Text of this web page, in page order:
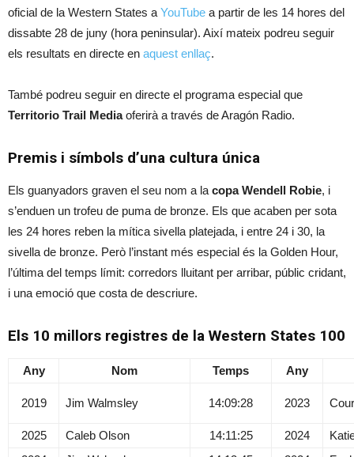
oficial de la Western States a YouTube a partir de les 14 hores del
dissabte 28 de juny (hora peninsular). Així mateix podreu seguir
els resultats en directe en aquest enllaç.
També podreu seguir en directe el programa especial que
Territorio Trail Mediaoferirà a través de Aragón Radio.
Premis i símbols d’una cultura única
Els guanyadors graven el seu nom a la copa Wendell Robie, i
s’enduen un trofeu de puma de bronze. Els que acaben per sota
les 24 hores reben la mítica sivella platejada, i entre 24 i 30, la
sivella de bronze. Però l’instant més especial és la Golden Hour,
l’última del temps límit: corredors lluitant per arribar, públic cridant,
i una emoció que costa de descriure.
Els 10 millors registres de la Western States 100
Any Nom Temps Any
2019 Jim Walmsley 14:09:28 2023
2025 Caleb Olson 14:11:25 2024